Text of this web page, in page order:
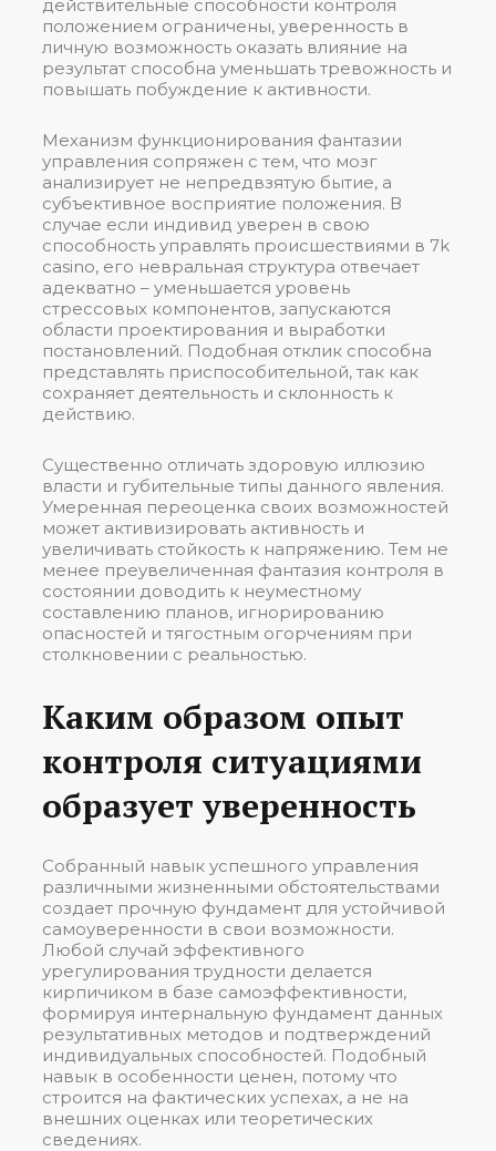
действительные способности контроля
положением ограничены, уверенность в
личную возможность оказать влияние на
результат способна уменьшать тревожность и
повышать побуждение к активности.
Механизм функционирования фантазии
управления сопряжен с тем, что мозг
анализирует не непредвзятую бытие, а
субъективное восприятие положения. В
случае если индивид уверен в свою
способность управлять происшествиями в 7k
casino, его невральная структура отвечает
адекватно – уменьшается уровень
стрессовых компонентов, запускаются
области проектирования и выработки
постановлений. Подобная отклик способна
представлять приспособительной, так как
сохраняет деятельность и склонность к
действию.
Существенно отличать здоровую иллюзию
власти и губительные типы данного явления.
Умеренная переоценка своих возможностей
может активизировать активность и
увеличивать стойкость к напряжению. Тем не
менее преувеличенная фантазия контроля в
состоянии доводить к неуместному
составлению планов, игнорированию
опасностей и тягостным огорчениям при
столкновении с реальностью.
Каким образом опыт
контроля ситуациями
образует уверенность
Собранный навык успешного управления
различными жизненными обстоятельствами
создает прочную фундамент для устойчивой
самоуверенности в свои возможности.
Любой случай эффективного
урегулирования трудности делается
кирпичиком в базе самоэффективности,
формируя интернальную фундамент данных
результативных методов и подтверждений
индивидуальных способностей. Подобный
навык в особенности ценен, потому что
строится на фактических успехах, а не на
внешних оценках или теоретических
сведениях.